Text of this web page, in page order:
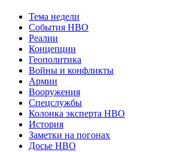
Тема недели
События НВО
Реалии
Концепции
Геополитика
Войны и конфликты
Армии
Вооружения
Спецслужбы
Колонка эксперта НВО
История
Заметки на погонах
Досье НВО